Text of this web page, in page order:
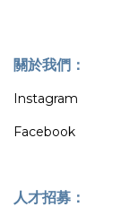
關於我們：
Instagram
Facebook
人才招募：